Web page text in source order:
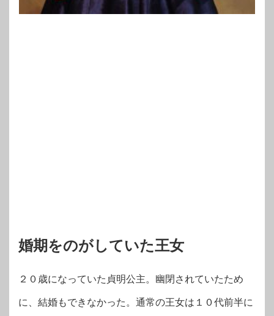
婚期をのがしていた王女
２０歳になっていた貞明公主。幽閉されていたため
に、結婚もできなかった。通常の王女は１０代前半に